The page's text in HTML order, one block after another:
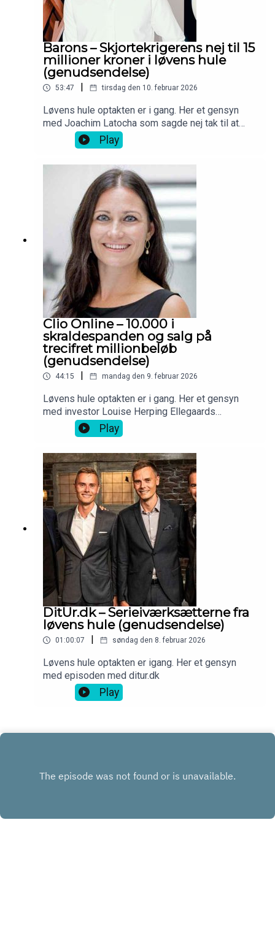
Barons – Skjortekrigerens nej til 15
millioner kroner i løvens hule
(genudsendelse)
53:47 | tirsdag den 10. februar 2026
Løvens hule optakten er i gang. Her et gensyn
med Joachim Latocha som sagde nej tak til at
sælge Barons til Jesper Buch mod ejerskab i
Shaping New Tomorrow.
Play
Clio Online – 10.000 i
skraldespanden og salg på
trecifret millionbeløb
(genudsendelse)
44:15 mandag den 9. februar 2026
Løvens hule optakten er i gang. Her et gensyn
med investor Louise Herping Ellegaards
iværksætterhistorie - Clio Online.
Play
DitUr.dk – Serieiværksætterne fra
løvens hule (genudsendelse)
01:00:07 søndag den 8. februar 2026
Løvens hule optakten er igang. Her et gensyn
med episoden med ditur.dk
Play